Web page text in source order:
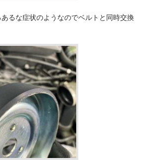
るな症状のようなのでベルトと同時交換